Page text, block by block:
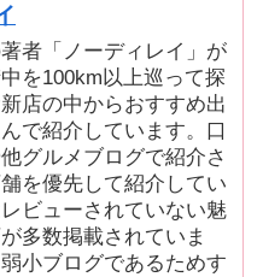
者「ノーディレイ」が
を100km以上巡って探
店の中からおすすめ出
で紹介しています。口
グルメブログで紹介さ
を優先して紹介してい
ビューされていない魅
多数掲載されていま
小ブログであるためす